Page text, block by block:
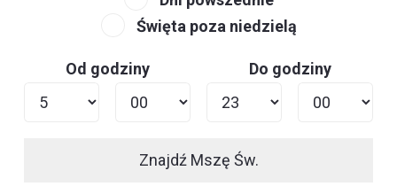
Święta poza niedzielą
Od godziny Do godziny
Znajdź Mszę Św.